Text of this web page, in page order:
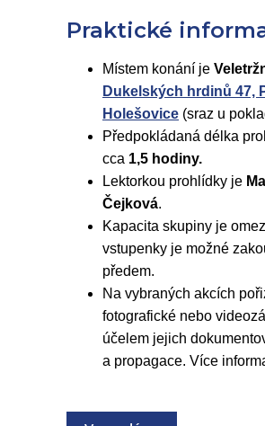
Praktické
Místem konání je
Dukelských hrdinů 47,
Holešovice (sraz u
Předpokládaná délka
cca 1,5 hodiny.
Lektorkou prohlídky je
Čejková.
Kapacita skupiny je
vstupenky je možné
předem.
Na vybraných akcích
fotografické nebo
účelem jejich
a propagace. Více